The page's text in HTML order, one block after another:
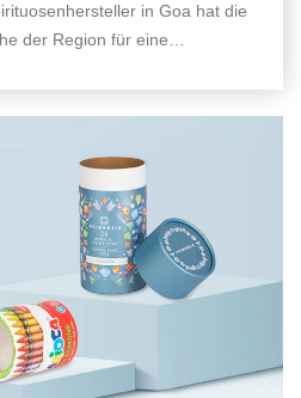
in Goa hat die
der Region für eine